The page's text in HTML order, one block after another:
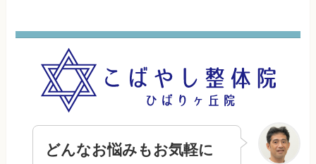
どんなお悩みもお気軽に